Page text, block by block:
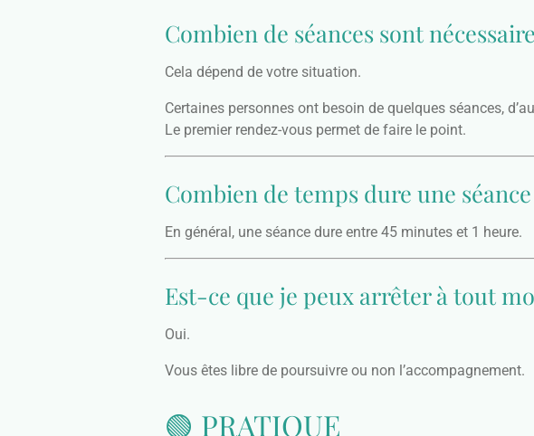
Combien de séances sont
Cela dépend de votre situation.
Certaines personnes ont besoin de quelques séances,
Le premier rendez-vous permet de faire le point.
Combien de temps dure une séance
En général, une séance dure entre 45 minutes et 1 heure.
Est-ce que je peux arrêter à tout
Oui.
Vous êtes libre de poursuivre ou non l’accompagnement.
🟢 PRATIQUE